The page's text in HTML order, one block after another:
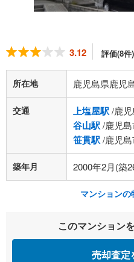
3.12 評価(8件)
所在地 鹿児島県鹿児
交通 上塩屋駅/鹿
谷山駅/鹿児
笹貫駅/鹿児
築年月 2000年2月(築
マンション
このマンション
売却査定